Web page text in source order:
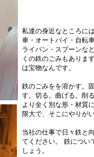
私達の身近なところに
車・オートバイ・自転
ライパン・スプーンな
くの鉄のごみもありま
は宝物なんです。
鉄のごみをを溶かす。
す。切る。曲げる。削
より全く別な形・材質
限大で、そこにやりが
当社の仕事で日々鉄と
てください。 鉄につい
しょう。